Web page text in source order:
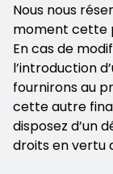
Nous nous
moment cette
En cas de
l’introduction
fournirons au
cette autre
disposez d’un
droits en vertu